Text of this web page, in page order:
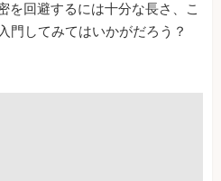
を回避するには十分な長さ、こ
門してみてはいかがだろう？